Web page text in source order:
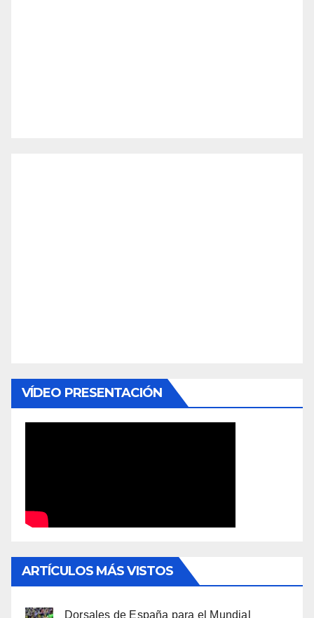
VÍDEO PRESENTACIÓN
ARTÍCULOS MÁS VISTOS
Dorsales de España para el Mundial